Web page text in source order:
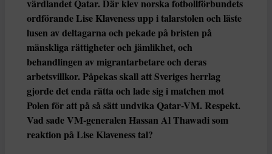
värdlandet Qatar. Där klev norska fotbollförbundets
ordförande Lise Klaveness upp i talarstolen och läste
lusen av deltagarna och pekade på bristen på
mänskliga rättigheter och jämlikhet, och
behandlingen av migrantarbetare och deras
arbetsvillkor. Påpekas skall att Sveriges herrlag
gjorde det enda rätta och lade sig i matchen mot
Polen för att på så sätt undvika Qatar-VM. Respekt.
Vad sade VM-generalen Hassan Al Thawadi som
reaktion på Lise Klaveness tal?